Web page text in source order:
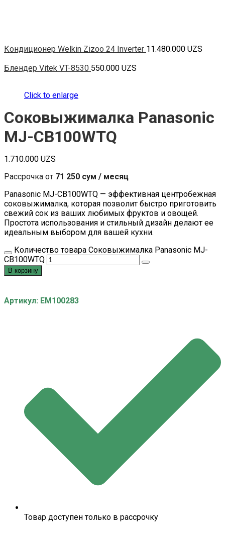
Кондиционер Welkin Zizoo 24 Inverter 11.480.000 UZS
Блендер Vitek VT-8530 550.000 UZS
Click to enlarge
Соковыжималка Panasonic
MJ-CB100WTQ
1.710.000 UZS
Рассрочка от 71 250 сум / месяц
Panasonic MJ-CB100WTQ — эффективная центробежная
соковыжималка, которая позволит быстро приготовить
свежий сок из ваших любимых фруктов и овощей.
Простота использования и стильный дизайн делают ее
идеальным выбором для вашей кухни.
Количество товара Соковыжималка Panasonic MJ-
CB100WTQ
В корзину
Артикул: EM100283
Товар доступен только в рассрочку